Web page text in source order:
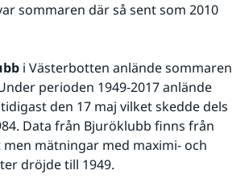
sommaren där så sent som 2010
i Västerbotten anlände sommaren
perioden 1949-2017 anlände
den 17 maj vilket skedde dels
Data från Bjuröklubb finns från
mätningar med maximi- och
dröjde till 1949.